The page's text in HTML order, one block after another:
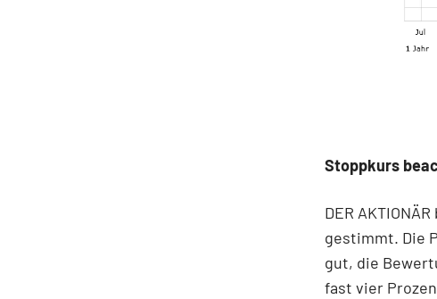
Stoppkurs
DER
gestimmt. Die
gut, die
fast vier